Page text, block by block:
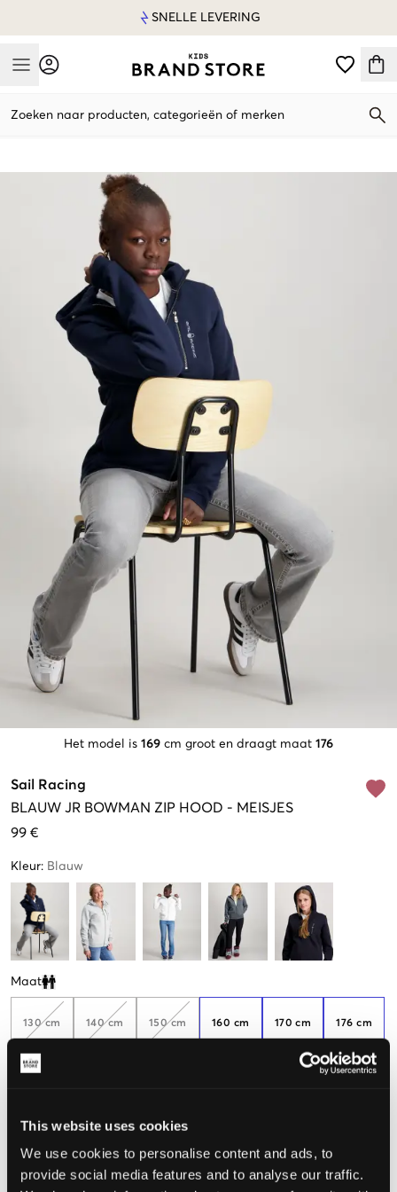
This website uses cookies
We use cookies to personalise content and ads, to
provide social media features and to analyse our traffic.
SNELLE LEVERING
Mobile Menu
Zoeken naar producten, categorieën of merken
Het model is 169 cm groot en draagt maat 176
Sail Racing
BLAUW JR BOWMAN ZIP HOOD - MEISJES
99 €
Kleur: Blauw
Maat
Clone modal
130 cm 140 cm 150 cm 160 cm 170 cm 176 cm
MAATTABEL